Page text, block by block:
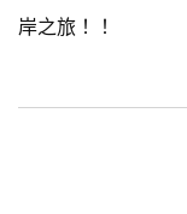
岸之旅！！